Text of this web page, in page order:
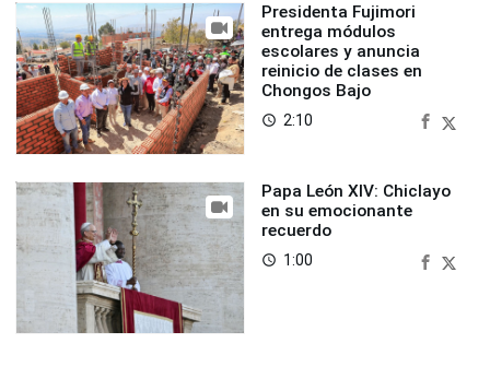
Presidenta Fujimori
entrega módulos
escolares y anuncia
reinicio de clases en
Chongos Bajo
access_time 2:10
Papa León XIV: Chiclayo
en su emocionante
recuerdo
access_time 1:00